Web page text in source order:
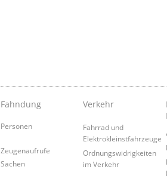
Fahndung
Personen
Zeugenaufrufe
Sachen
Verkehr
Fahrrad und
Elektrokleinstfahrzeuge
Ordnungswidrigkeiten
im Verkehr